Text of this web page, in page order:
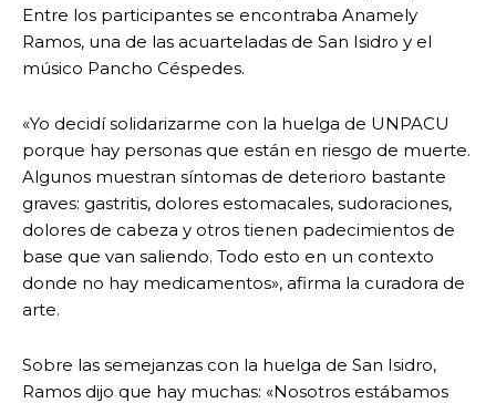
Entre los participantes se encontraba Anamely
Ramos, una de las acuarteladas de San Isidro y el
músico Pancho Céspedes.
«Yo decidí solidarizarme con la huelga de UNPACU
porque hay personas que están en riesgo de muerte.
Algunos muestran síntomas de deterioro bastante
graves: gastritis, dolores estomacales, sudoraciones,
dolores de cabeza y otros tienen padecimientos de
base que van saliendo. Todo esto en un contexto
donde no hay medicamentos», afirma la curadora de
arte.
Sobre las semejanzas con la huelga de San Isidro,
Ramos dijo que hay muchas: «Nosotros estábamos